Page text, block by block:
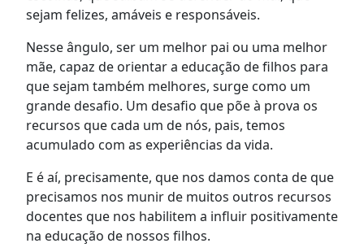
sejam felizes, amáveis e responsáveis.
Nesse ângulo, ser um melhor pai ou uma melhor
mãe, capaz de orientar a educação de filhos para
que sejam também melhores, surge como um
grande desafio. Um desafio que põe à prova os
recursos que cada um de nós, pais, temos
acumulado com as experiências da vida.
E é aí, precisamente, que nos damos conta de que
precisamos nos munir de muitos outros recursos
docentes que nos habilitem a influir positivamente
na educação de nossos filhos.